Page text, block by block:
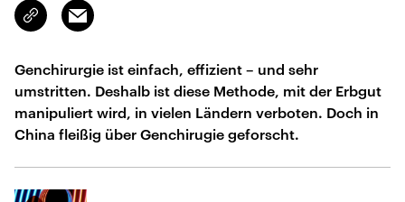
Link
kopieren/teilen
Email
Genchirurgie ist einfach, effizient – und sehr
umstritten. Deshalb ist diese Methode, mit der Erbgut
manipuliert wird, in vielen Ländern verboten. Doch in
China fleißig über Genchirugie geforscht.